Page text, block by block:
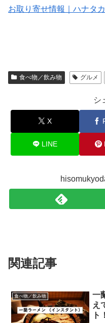
お取り寄せ情報｜ハナタカ
食べ物／飲み物 グルメ
シ
X
LINE
関連記事
食べ物／飲み物
一
え